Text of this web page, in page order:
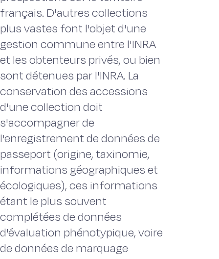
français. D'autres collections
plus vastes font l'objet d'une
gestion commune entre l'INRA
et les obtenteurs privés, ou bien
sont détenues par l'INRA. La
conservation des accessions
d'une collection doit
s'accompagner de
l'enregistrement de données de
passeport (origine, taxinomie,
informations géographiques et
écologiques), ces informations
étant le plus souvent
complétées de données
d'évaluation phénotypique, voire
de données de marquage